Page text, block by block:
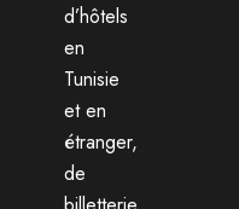
d’hôtels
en
Tunisie
et en
étranger,
de